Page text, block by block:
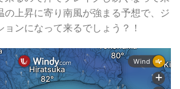
の上昇に寄り南風が強まる予想で、ジ
ョンになって来るでしょう？！